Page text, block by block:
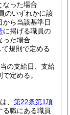
なった場合
のいずれかに該
から当該基準日
に掲げる職員の
った場合
規則で定める
の支給日、支給
定める。
、 第22条第1項
職にある職員